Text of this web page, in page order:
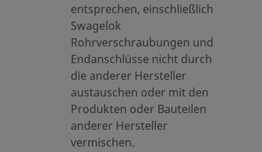
entsprechen, einschließlich
Swagelok
Rohrverschraubungen und
Endanschlüsse nicht durch
die anderer Hersteller
austauschen oder mit den
Produkten oder Bauteilen
anderer Hersteller
vermischen.